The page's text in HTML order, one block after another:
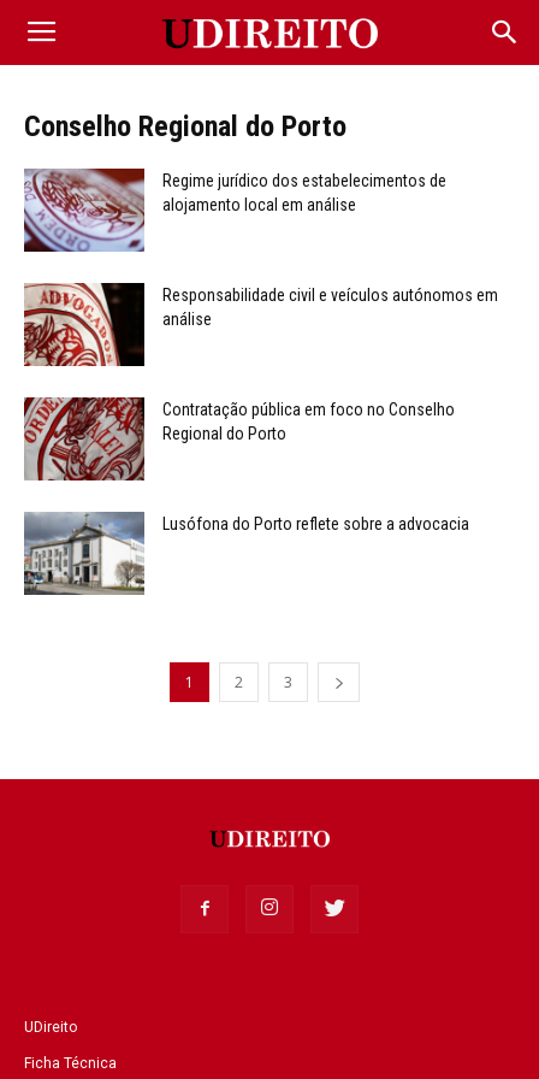
Conselho Regional do Porto
Regime jurídico dos estabelecimentos de
alojamento local em análise
Responsabilidade civil e veículos autónomos em
análise
Contratação pública em foco no Conselho
Regional do Porto
Lusófona do Porto reflete sobre a advocacia
1 2 3
UDireito
Ficha Técnica